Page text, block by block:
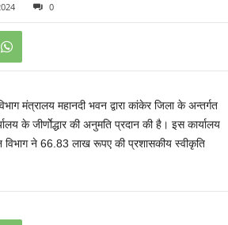
0
मंत्रालय महानदी भवन द्वारा कांकेर जिला के अन्तर्गत
के जीर्णाेेद्धार की अनुमति प्रदान की है। इस कार्यालय
विभाग ने 66.83 लाख रूपए की प्रशासकीय स्वीकृति